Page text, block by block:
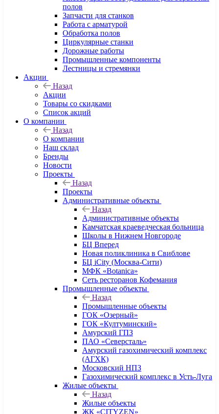
полов
Запчасти для станков
Работа с арматурой
Обработка полов
Циркулярные станки
Дорожные работы
Промышленные компоненты
Лестницы и стремянки
Акции
Назад
Акции
Товары со скидками
Список акций
О компании
Назад
О компании
Наш склад
Бренды
Новости
Проекты
Назад
Проекты
Административные объекты
Назад
Административные объекты
Камчатская краеведческая больница
Школы в Нижнем Новгороде
БЦ Вперед
Новая поликлиника в Свиблове
БЦ iCity (Москва-Сити)
МФК «Botanica»
Сеть ресторанов Кофемания
Промышленные объекты
Назад
Промышленные объекты
ГОК «Озерный»
ГОК «Култуминский»
Амурский ГПЗ
ПАО «Северсталь»
Амурский газохимический комплекс
(АГХК)
Московский НПЗ
Газохимический комплекс в Усть-Луга
Жилые объекты
Назад
Жилые объекты
ЖК «CITYZEN»